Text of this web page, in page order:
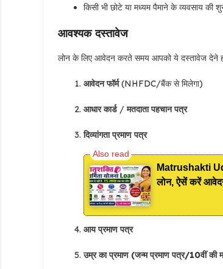
किसी भी छोटे या मध्यम पैमाने के व्यवसाय की
आवश्यक दस्तावेज
लोन के लिए आवेदन करते समय आपको ये दस्तावेज देने
आवेदन फॉर्म(NHFDC/बैंक से मिलेगा)
आधार कार्ड/मतदाता पहचान पत्र
दिव्यांगता प्रमाण पत्र
Matrushakti
लोन, ऐसें करें
आय प्रमाण पत्र
उम्र का प्रमाण (जन्म प्रमाण पत्र/10वीं की